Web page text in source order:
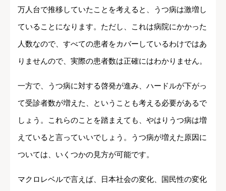
万人台で推移していたことを考えると、うつ病は激増し
ていることになります。ただし、これは病院にかかった
人数なので、すべての患者をカバーしているわけではあ
りませんので、実際の患者数は正確にはわかりません。
一方で、うつ病に対する啓発が進み、ハードルが下がっ
て受診者数が増えた、ということも考える必要があるで
しょう。これらのことを踏まえても、やはりうつ病は増
えていると言っていいでしょう。うつ病が増えた原因に
ついては、いくつかの見方が可能です。
マクロレベルで言えば、日本社会の変化、国民性の変化